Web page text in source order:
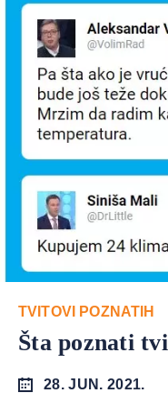
TVITOVI POZNATIH
Šta poznati
28. JUN. 2021.